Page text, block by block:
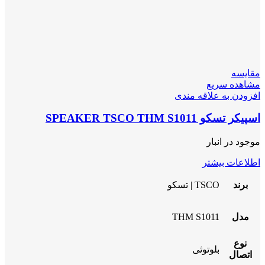
مقایسه
مشاهده سریع
افزودن به علاقه مندی
اسپیکر تسکو SPEAKER TSCO THM S1011
موجود در انبار
اطلاعات بیشتر
برند TSCO | تسکو
مدل THM S1011
نوع
اتصال
بلوتوثی